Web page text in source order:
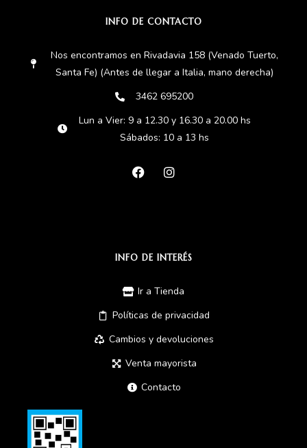
INFO DE CONTACTO
Nos encontramos en Rivadavia 158 (Venado Tuerto,
Santa Fe) (Antes de llegar a Italia, mano derecha)
3462 695200
Lun a Vier: 9 a 12.30 y 16.30 a 20.00 hs
Sábados: 10 a 13 hs
INFO DE INTERÉS
Ir a Tienda
Políticas de privacidad
Cambios y devoluciones
Venta mayorista
Contacto